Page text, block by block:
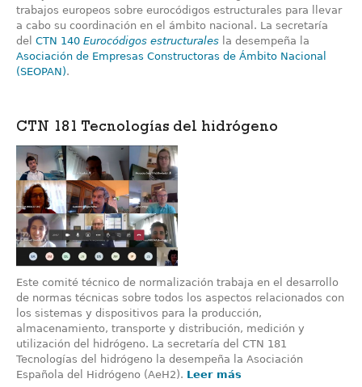
trabajos europeos sobre eurocódigos estructurales para llevar
a cabo su coordinación en el ámbito nacional. La secretaría
del CTN 140 Eurocódigos estructurales la desempeña la
Asociación de Empresas Constructoras de Ámbito Nacional
(SEOPAN).
CTN 181 Tecnologías del hidrógeno
Este comité técnico de normalización trabaja en el desarrollo
de normas técnicas sobre todos los aspectos relacionados con
los sistemas y dispositivos para la producción,
almacenamiento, transporte y distribución, medición y
utilización del hidrógeno. La secretaría del CTN 181
Tecnologías del hidrógeno la desempeña la Asociación
Española del Hidrógeno (AeH2). Leer más